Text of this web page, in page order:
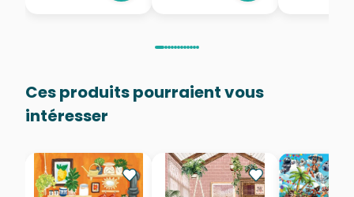
Ces produits pourraient vous
intéresser